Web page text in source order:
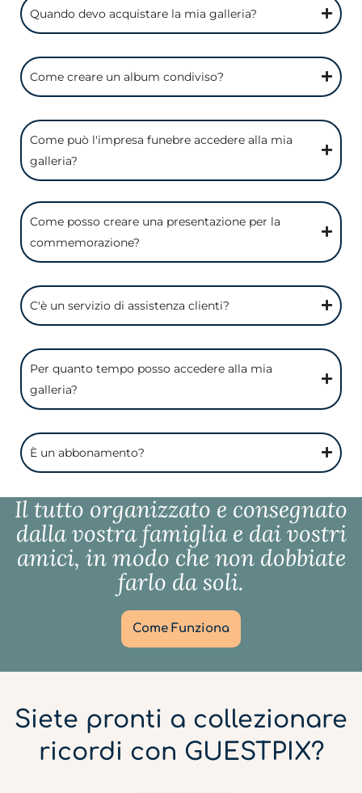
Quando devo acquistare la mia galleria?
Come creare un album condiviso?
Come può l'impresa funebre accedere alla mia
galleria?
Come posso creare una presentazione per la
commemorazione?
C'è un servizio di assistenza clienti?
Per quanto tempo posso accedere alla mia
galleria?
È un abbonamento?
Il tutto organizzato e consegnato
dalla vostra famiglia e dai vostri
amici, in modo che non dobbiate
farlo da soli.
Come Funziona
Siete pronti a collezionare
ricordi con GUESTPIX?